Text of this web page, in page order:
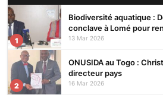
1
Biodiversité aquatique :
conclave à Lomé pour
écosystèmes
13 Mar 2026
2
ONUSIDA au Togo :
directeur pays
16 Mar 2026